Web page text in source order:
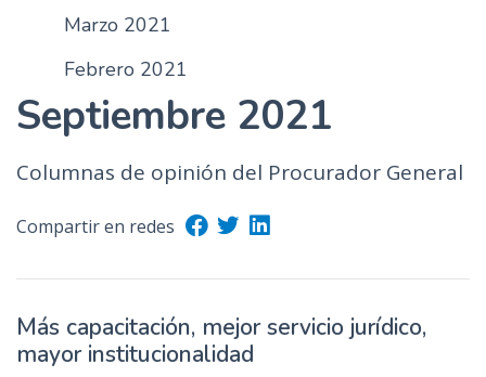
Marzo 2021
Febrero 2021
Septiembre 2021
Columnas de opinión del Procurador General
Compartir en redes
Más capacitación, mejor servicio jurídico,
mayor institucionalidad